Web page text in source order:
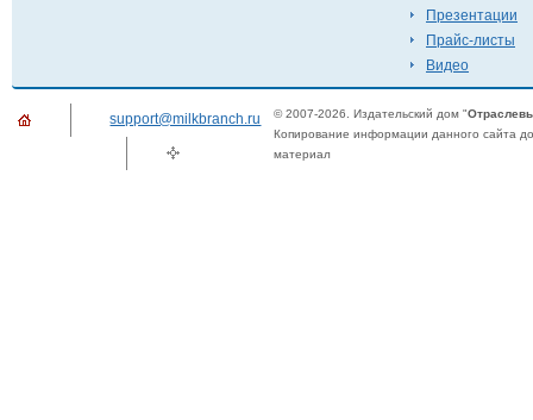
Презентации
Прайс-листы
Видео
support@milkbranch.ru © 2007-2026. Издательский дом "
Копирование информации данного сайта
материал